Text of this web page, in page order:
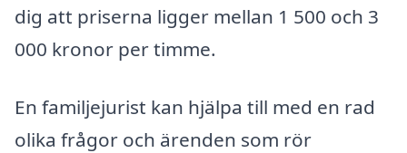
dig att priserna ligger mellan 1 500 och 3
000 kronor per timme.
En familjejurist kan hjälpa till med en rad
olika frågor och ärenden som rör